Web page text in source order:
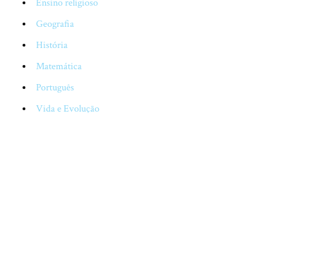
Ensino religioso
Geografia
História
Matemática
Português
Vida e Evolução